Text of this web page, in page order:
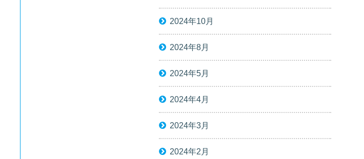
2024年10月
2024年8月
2024年5月
2024年4月
2024年3月
2024年2月